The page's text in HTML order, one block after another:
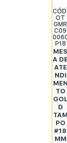
OT
GMR
C09
P18
A
ATE
NDI
TO
D
PO
#18
MM